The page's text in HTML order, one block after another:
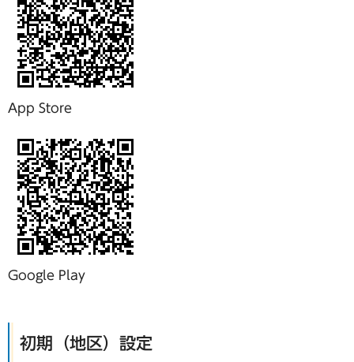
App Store
Google Play
初期（地区）設定